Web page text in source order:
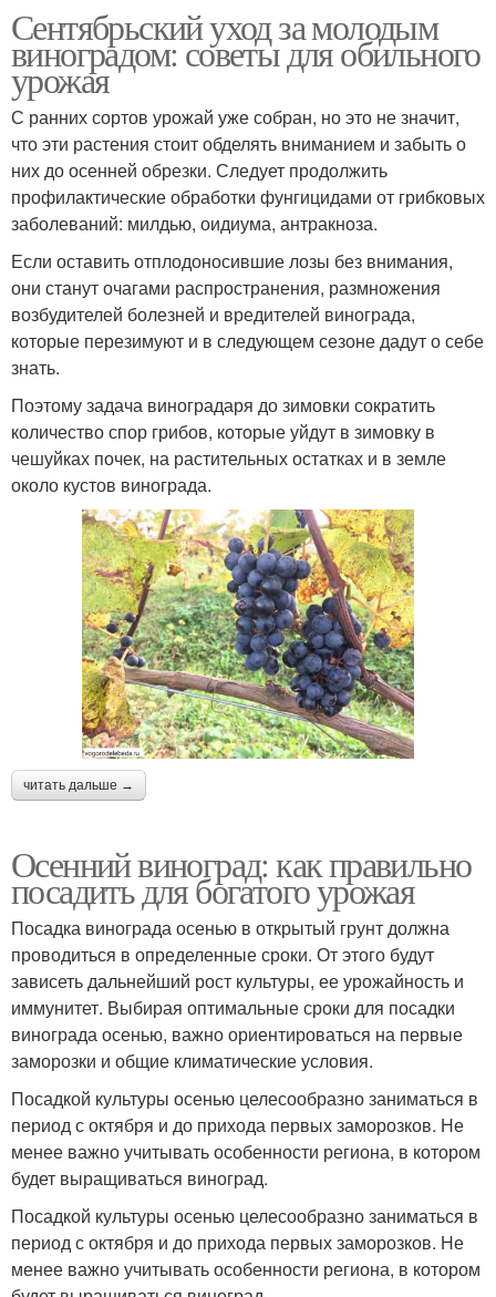
Сентябрьский уход за молодым
виноградом: советы для обильного
урожая
С ранних сортов урожай уже собран, но это не значит,
что эти растения стоит обделять вниманием и забыть о
них до осенней обрезки. Следует продолжить
профилактические обработки фунгицидами от грибковых
заболеваний: милдью, оидиума, антракноза.
Если оставить отплодоносившие лозы без внимания,
они станут очагами распространения, размножения
возбудителей болезней и вредителей винограда,
которые перезимуют и в следующем сезоне дадут о себе
знать.
Поэтому задача виноградаря до зимовки сократить
количество спор грибов, которые уйдут в зимовку в
чешуйках почек, на растительных остатках и в земле
около кустов винограда.
читать дальше →
Осенний виноград: как правильно
посадить для богатого урожая
Посадка винограда осенью в открытый грунт должна
проводиться в определенные сроки. От этого будут
зависеть дальнейший рост культуры, ее урожайность и
иммунитет. Выбирая оптимальные сроки для посадки
винограда осенью, важно ориентироваться на первые
заморозки и общие климатические условия.
Посадкой культуры осенью целесообразно заниматься в
период с октября и до прихода первых заморозков. Не
менее важно учитывать особенности региона, в котором
будет выращиваться виноград.
Посадкой культуры осенью целесообразно заниматься в
период с октября и до прихода первых заморозков. Не
менее важно учитывать особенности региона, в котором